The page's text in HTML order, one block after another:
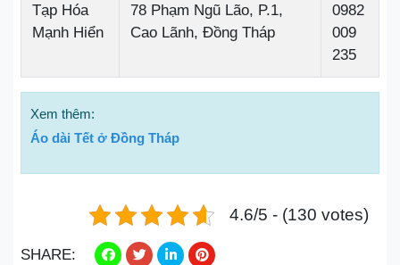
Tạp Hóa
Mạnh Hiển
78 Phạm Ngũ Lão, P.1,
Cao Lãnh, Đồng Tháp
0982
009
235
Xem thêm:
Áo dài Tết ở Đồng Tháp
4.6/5 - (130 votes)
SHARE: